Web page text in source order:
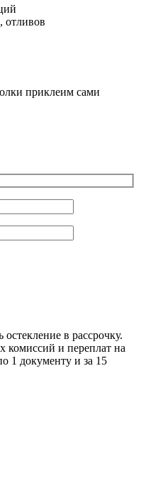
отливов
приклеим сами
в рассрочку.
комиссий и переплат на
1 документу и за 15